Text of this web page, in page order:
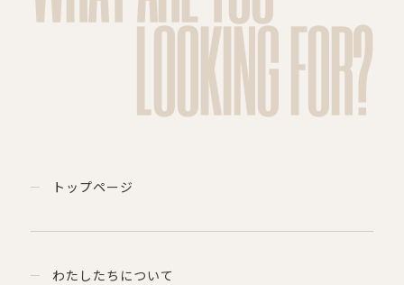
LOOKING FOR?
トップページ
わたしたちについて